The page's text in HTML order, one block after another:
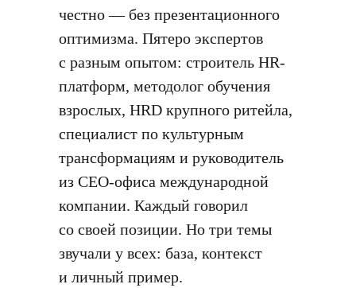
честно — без презентационного
оптимизма. Пятеро экспертов
с разным опытом: строитель HR-
платформ, методолог обучения
взрослых, HRD крупного ритейла,
специалист по культурным
трансформациям и руководитель
из CEO-офиса международной
компании. Каждый говорил
со своей позиции. Но три темы
звучали у всех: база, контекст
и личный пример.